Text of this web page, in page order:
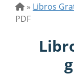
» Libros
PDF